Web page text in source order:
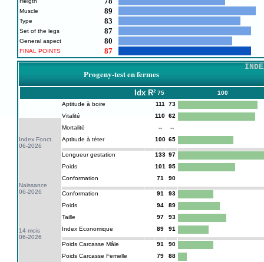
Muscle 89
Type 83
Set of the legs 87
General aspect 80
FINAL POINTS 87
Progeny-test en fermes
Idx R² 75 100
Index Fonct.
06-2026
Naissance
06-2026
14 mois
06-2026
Aptitude à boire 111
73
Vitalité
110 62
Mortalité
--
--
Aptitude à téter
100 65
Longueur gestation 133 97
Poids
101
95
Conformation
71 90
Conformation 91
93
Poids
94
89
Taille
97
93
Index Economique
89 91
Poids Carcasse Mâle 91
90
Poids Carcasse Femelle
79
88